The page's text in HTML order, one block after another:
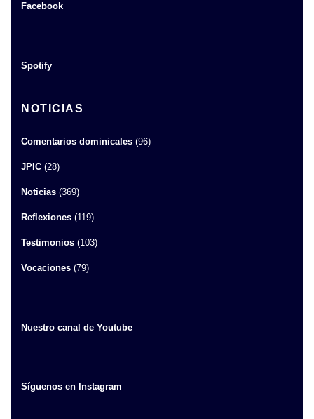
Facebook
Spotify
NOTICIAS
Comentarios dominicales (96)
JPIC (28)
Noticias (369)
Reflexiones (119)
Testimonios (103)
Vocaciones (79)
Nuestro canal de Youtube
Síguenos en Instagram